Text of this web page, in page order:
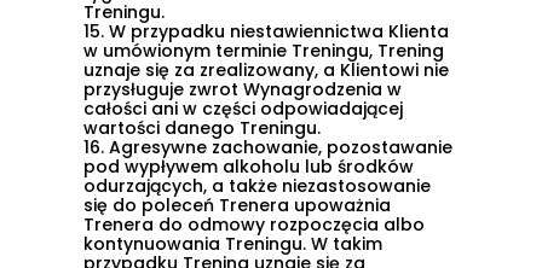
Treningu.
15. W przypadku niestawiennictwa Klienta
w umówionym terminie Treningu, Trening
uznaje się za zrealizowany, a Klientowi nie
przysługuje zwrot Wynagrodzenia w
całości ani w części odpowiadającej
wartości danego Treningu.
16. Agresywne zachowanie, pozostawanie
pod wypływem alkoholu lub środków
odurzających, a także niezastosowanie
się do poleceń Trenera upoważnia
Trenera do odmowy rozpoczęcia albo
kontynuowania Treningu. W takim
przypadku Trening uznaje się za